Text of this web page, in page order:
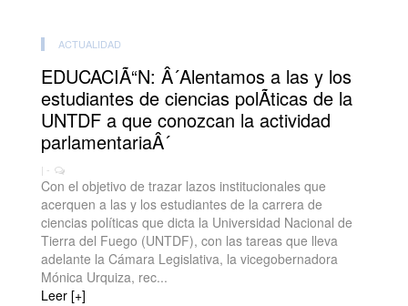
ACTUALIDAD
EDUCACIÃ“N: Â´Alentamos a las y los
estudiantes de ciencias polÃ­ticas de la
UNTDF a que conozcan la actividad
parlamentariaÂ´
| -
Con el objetivo de trazar lazos institucionales que
acerquen a las y los estudiantes de la carrera de
ciencias políticas que dicta la Universidad Nacional de
Tierra del Fuego (UNTDF), con las tareas que lleva
adelante la Cámara Legislativa, la vicegobernadora
Mónica Urquiza, rec...
Leer [+]